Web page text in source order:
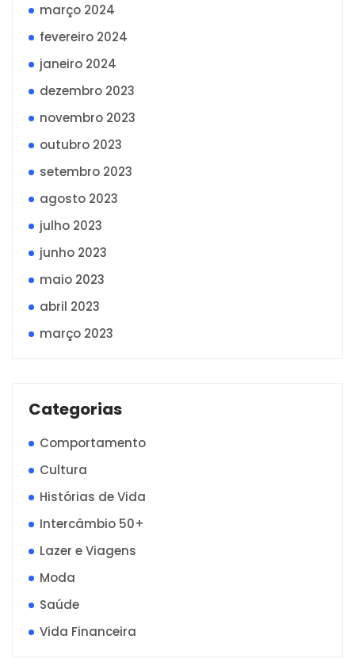
março 2024
fevereiro 2024
janeiro 2024
dezembro 2023
novembro 2023
outubro 2023
setembro 2023
agosto 2023
julho 2023
junho 2023
maio 2023
abril 2023
março 2023
Categorias
Comportamento
Cultura
Histórias de Vida
Intercâmbio 50+
Lazer e Viagens
Moda
Saúde
Vida Financeira